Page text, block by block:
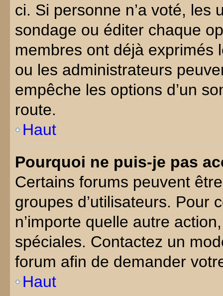
ci. Si personne n’a voté, les
sondage ou éditer chaque
membres ont déjà exprimés
ou les administrateurs
empêche les options d’un
route.
Haut
Pourquoi ne puis-je pas
Certains forums peuvent
groupes d’utilisateurs. Pour
n’importe quelle autre
spéciales. Contactez un
forum afin de demander
Haut